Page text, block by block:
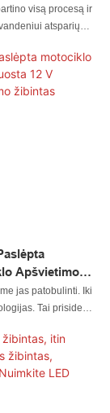
visą procesą ir
atsparių
Apšvietimo
jas patobulinti. Iki
Tai prisideda
numerio ženklo
mirksėjimo
tokiose kaip